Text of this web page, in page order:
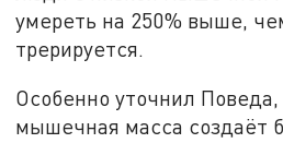
умереть на 250% выше,
трерируется.
Особенно уточнил Поведа,
мышечная масса создаёт